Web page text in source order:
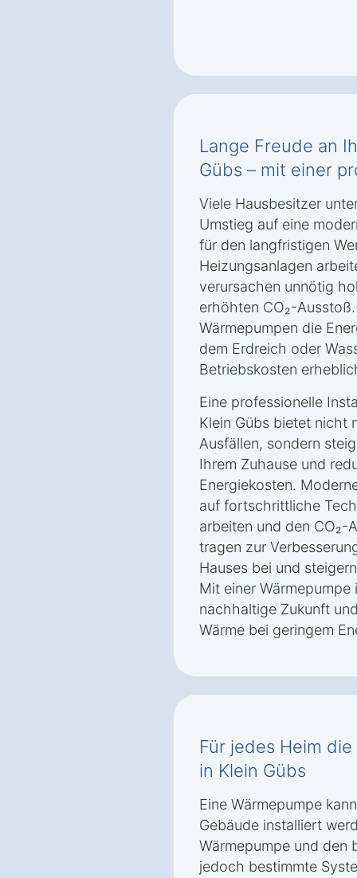
Lange Freude an
Gübs – mit einer
Viele Hausbesitzer
Umstieg auf eine
für den langfristigen
Heizungsanlagen
verursachen unnötig
erhöhten CO₂-
Wärmepumpen die
dem Erdreich oder
Betriebskosten
Eine professionelle
Klein Gübs bietet nicht
Ausfällen, sondern
Ihrem Zuhause und
Energiekosten.
auf fortschrittliche
arbeiten und den CO₂-
tragen zur
Hauses bei und
Mit einer Wärmepumpe
nachhaltige Zukunft
Wärme bei geringem
Für jedes Heim
in Klein Gübs
Eine Wärmepumpe
Gebäude installiert
Wärmepumpe und den
jedoch bestimmte